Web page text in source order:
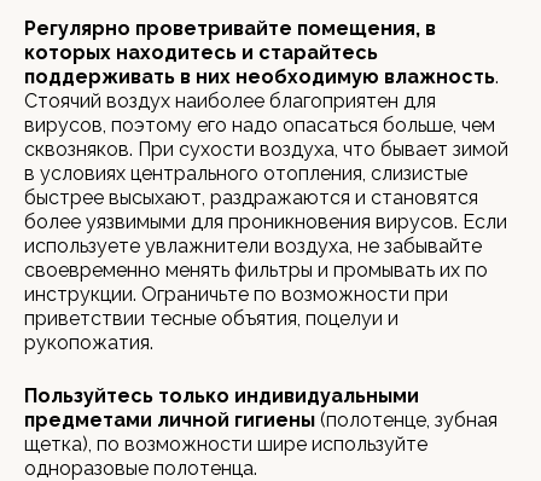
Регулярно проветривайте помещения, в
которых находитесь и старайтесь
поддерживать в них необходимую влажность.
Стоячий воздух наиболее благоприятен для
вирусов, поэтому его надо опасаться больше, чем
сквозняков. При сухости воздуха, что бывает зимой
в условиях центрального отопления, слизистые
быстрее высыхают, раздражаются и становятся
более уязвимыми для проникновения вирусов. Если
используете увлажнители воздуха, не забывайте
своевременно менять фильтры и промывать их по
инструкции. Ограничьте по возможности при
приветствии тесные объятия, поцелуи и
рукопожатия.
Пользуйтесь только индивидуальными
предметами личной гигиены (полотенце, зубная
щетка), по возможности шире используйте
одноразовые полотенца.